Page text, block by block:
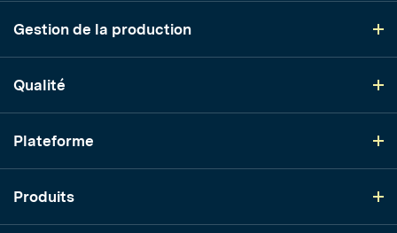
Gestion de la production
Qualité
Plateforme
Produits